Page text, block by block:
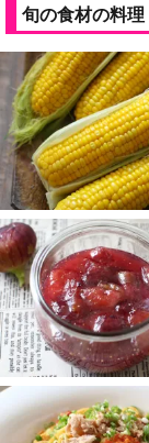
旬の食材の料理